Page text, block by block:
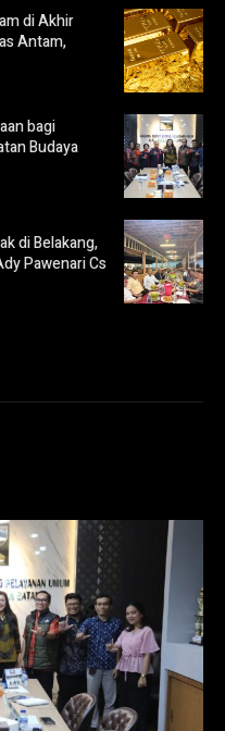
di Akhir
Antam,
bagi
Budaya
di Belakang,
Pawenari Cs